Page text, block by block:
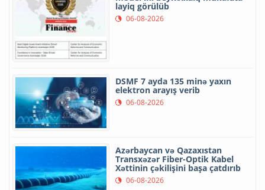
layiq görülüb
06-08-2026
DSMF 7 ayda 135 minə yaxın
elektron arayış verib
06-08-2026
Azərbaycan və Qazaxıstan
Transxəzər Fiber-Optik Kabel
Xəttinin çəkilişini başa çatdırıb
06-08-2026